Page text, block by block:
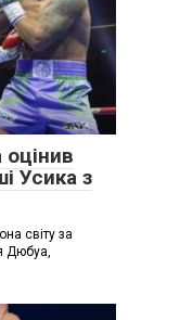
Усика з
світу за
Дюбуа,